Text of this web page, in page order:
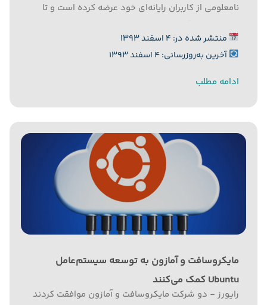
نامعلومی از کاربران رایانه‌ای خود عرضه کرده است و تا
نگه دارد. به گزارش رایورز به نقل از...
منتشر شده در: ۴ اسفند ۱۳۹۳
آخرین به‌روزرسانی: ۴ اسفند ۱۳۹۳
ادامه مطلب
مایکروسافت و آمازون به توسعه سیستم‌عامل
Ubuntu کمک می‌کنند
رایورز - دو شرکت مایکروسافت و آمازون موافقت کردند